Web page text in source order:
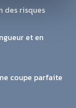
des risques
et en
coupe parfaite